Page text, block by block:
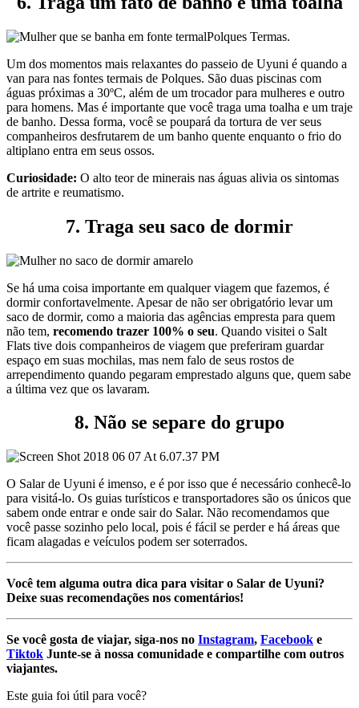
Polques Termas.
Um dos momentos mais relaxantes do passeio de Uyuni é quando a
van para nas fontes termais de Polques. São duas piscinas com
águas próximas a 30ºC, além de um trocador para mulheres e outro
para homens. Mas é importante que você traga uma toalha e um traje
de banho. Dessa forma, você se poupará da tortura de ver seus
companheiros desfrutarem de um banho quente enquanto o frio do
altiplano entra em seus ossos.
Curiosidade: O alto teor de minerais nas águas alivia os sintomas
de artrite e reumatismo.
7. Traga seu saco de dormir
Se há uma coisa importante em qualquer viagem que fazemos, é
dormir confortavelmente. Apesar de não ser obrigatório levar um
saco de dormir, como a maioria das agências empresta para quem
não tem, recomendo trazer 100% o seu. Quando visitei o Salt
Flats tive dois companheiros de viagem que preferiram guardar
espaço em suas mochilas, mas nem falo de seus rostos de
arrependimento quando pegaram emprestado alguns que, quem sabe
a última vez que os lavaram.
8. Não se separe do grupo
O Salar de Uyuni é imenso, e é por isso que é necessário conhecê-lo
para visitá-lo. Os guias turísticos e transportadores são os únicos que
sabem onde entrar e onde sair do Salar. Não recomendamos que
você passe sozinho pelo local, pois é fácil se perder e há áreas que
ficam alagadas e veículos podem ser soterrados.
Você tem alguma outra dica para visitar o Salar de Uyuni?
Deixe suas recomendações nos comentários!
Se você gosta de viajar, siga-nos no Instagram, Facebook e
Tiktok Junte-se à nossa comunidade e compartilhe com outros
viajantes.
Este guia foi útil para você?